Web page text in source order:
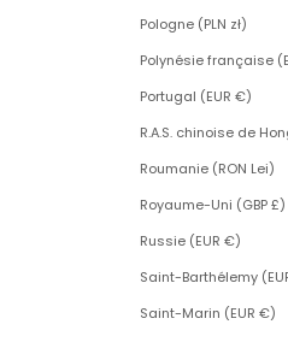
Pologne (PLN zł)
Polynésie française
Portugal (EUR €)
R.A.S. chinoise de
Roumanie (RON Lei)
Royaume-Uni (GBP £)
Russie (EUR €)
Saint-Barthélemy
Saint-Marin (EUR €)